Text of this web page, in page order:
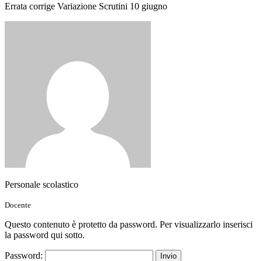
Errata corrige Variazione Scrutini 10 giugno
Personale scolastico
Docente
Questo contenuto è protetto da password. Per visualizzarlo inserisci
la password qui sotto.
Password: